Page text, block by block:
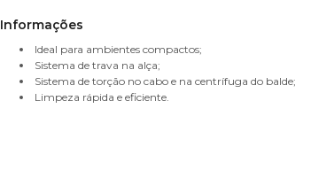
Informações
Ideal para ambientes compactos;
Sistema de trava na alça;
Sistema de torção no cabo e na centrífuga do balde;
Limpeza rápida e eficiente.